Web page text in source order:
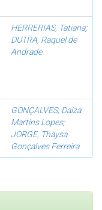
HERRERIAS, Tatiana;
DUTRA, Raquel de
Andrade
GONÇALVES, Daíza
Martins Lopes;
JORGE, Thaysa
Gonçalves Ferreira